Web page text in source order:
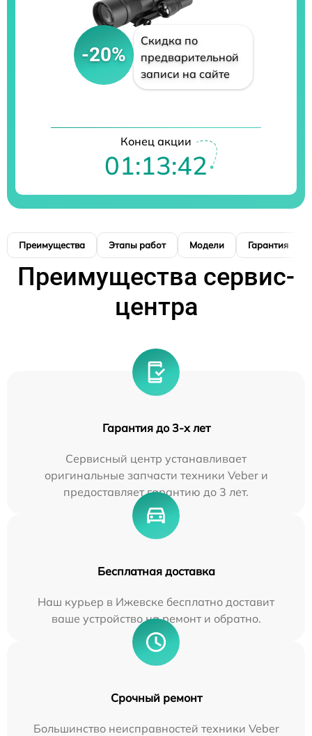
-20%
Скидка по
предварительной
записи на сайте
Конец акции
01:13:42
Преимущества Этапы работ Модели Гарантия
Преимущества сервис-
центра
Гарантия до 3-х лет
Сервисный центр устанавливает
оригинальные запчасти техники Veber и
предоставляет гарантию до 3 лет.
Бесплатная доставка
Наш курьер в Ижевске бесплатно доставит
ваше устройство на ремонт и обратно.
Срочный ремонт
Большинство неисправностей техники Veber